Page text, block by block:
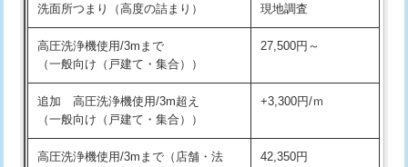
バスタブ設置 現場見積
追加人工 16,500円
廃棄・処分
※給水管工事は20mmまでの価格です。
給水管工事※（ホール加工) 16,500円
給水管工事※（バンド止め)
給水管工事※（支持金具設置) 5,500円
給水管工事※（保温材使用（バンド止
め込み）)
5,500円
洗面所つまり（高度の詰まり） 現地調査
高圧洗浄機使用/3mまで
（一般向け（戸建て・集合））
27,500円～
追加 高圧洗浄機使用/3m超え
（一般向け（戸建て・集合））
+3,300円/ｍ
高圧洗浄機使用/3mまで（店舗・法
42,350円